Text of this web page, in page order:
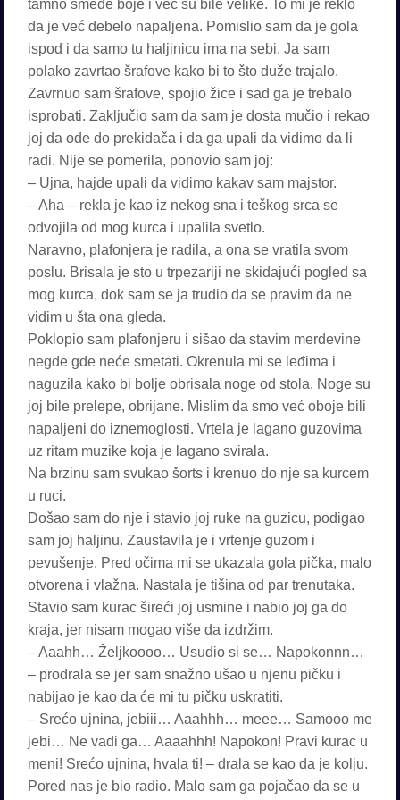
tamno smeđe boje i već su bile velike. To mi je reklo
da je već debelo napaljena. Pomislio sam da je gola
ispod i da samo tu haljinicu ima na sebi. Ja sam
polako zavrtao šrafove kako bi to što duže trajalo.
Zavrnuo sam šrafove, spojio žice i sad ga je trebalo
isprobati. Zaključio sam da sam je dosta mučio i rekao
joj da ode do prekidača i da ga upali da vidimo da li
radi. Nije se pomerila, ponovio sam joj:
– Ujna, hajde upali da vidimo kakav sam majstor.
– Aha – rekla je kao iz nekog sna i teškog srca se
odvojila od mog kurca i upalila svetlo.
Naravno, plafonjera je radila, a ona se vratila svom
poslu. Brisala je sto u trpezariji ne skidajući pogled sa
mog kurca, dok sam se ja trudio da se pravim da ne
vidim u šta ona gleda.
Poklopio sam plafonjeru i sišao da stavim merdevine
negde gde neće smetati. Okrenula mi se leđima i
naguzila kako bi bolje obrisala noge od stola. Noge su
joj bile prelepe, obrijane. Mislim da smo već oboje bili
napaljeni do iznemoglosti. Vrtela je lagano guzovima
uz ritam muzike koja je lagano svirala.
Na brzinu sam svukao šorts i krenuo do nje sa kurcem
u ruci.
Došao sam do nje i stavio joj ruke na guzicu, podigao
sam joj haljinu. Zaustavila je i vrtenje guzom i
pevušenje. Pred očima mi se ukazala gola pička, malo
otvorena i vlažna. Nastala je tišina od par trenutaka.
Stavio sam kurac šireći joj usmine i nabio joj ga do
kraja, jer nisam mogao više da izdržim.
– Aaahh… Željkoooo… Usudio si se… Napokonnn…
– prodrala se jer sam snažno ušao u njenu pičku i
nabijao je kao da će mi tu pičku uskratiti.
– Srećo ujnina, jebiii… Aaahhh… meee… Samooo me
jebi… Ne vadi ga… Aaaahhh! Napokon! Pravi kurac u
meni! Srećo ujnina, hvala ti! – drala se kao da je kolju.
Pored nas je bio radio. Malo sam ga pojačao da se u